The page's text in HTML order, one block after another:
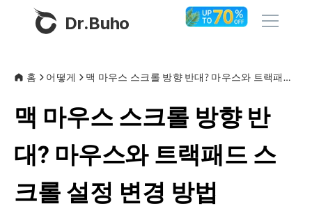
Dr.Buho
제품
BuhoCleaner
BuhoUnlocker
BuhoRepair
스토어
블로그
홈 어떻게 맥 마우스 스크롤 방향 반대? 마우스와 트랙패드 스크롤 설정 변경 방법
맥 마우스 스크롤 방향 반
대? 마우스와 트랙패드 스
크롤 설정 변경 방법